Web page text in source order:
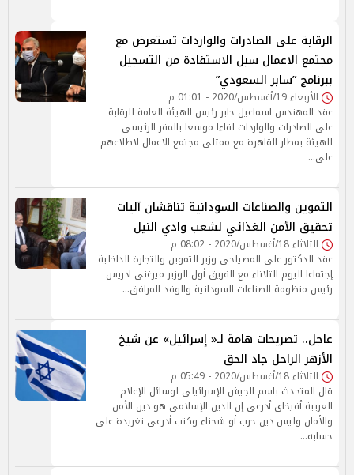
الرقابة على الصادرات والواردات تستعرض مع
مجتمع الاعمال سبل الاستفادة من التسجيل
ببرنامج ”سابر السعودي”
الأربعاء 19/أغسطس/2020 - 01:01 م
عقد المهندس اسماعيل جابر رئيس الهيئة العامة للرقابة
على الصادرات والواردات لقاءا موسعا بالمقر الرئيسي
للهيئة بمطار القاهرة مع ممثلي مجتمع الاعمال لاطلاعهم
على…
التموين والصناعات السودانية تناقشان آليات
تحقيق الأمن الغذائي لشعب وادي النيل
الثلاثاء 18/أغسطس/2020 - 08:02 م
عقد الدكتور على المصيلحي وزير التموين والتجارة الداخلية
إجتماعا اليوم الثلاثاء مع الفريق أول الوزير ميرغني ادريس
رئيس منظومة الصناعات السودانية والوفد المرافق…
عاجل.. تصريحات هامة لـ« إسرائيل» عن شيخ
الأزهر الراحل جاد الحق
الثلاثاء 18/أغسطس/2020 - 05:49 م
قال المتحدث باسم الجيش الإسرائيلي لوسائل الإعلام
العربية أفيخاي أدرعي إن الدين الإسلامي هو دين الأمن
والأمان وليس دين حرب أو شحناء وكتب أدرعي تغريدة على
حسابه…